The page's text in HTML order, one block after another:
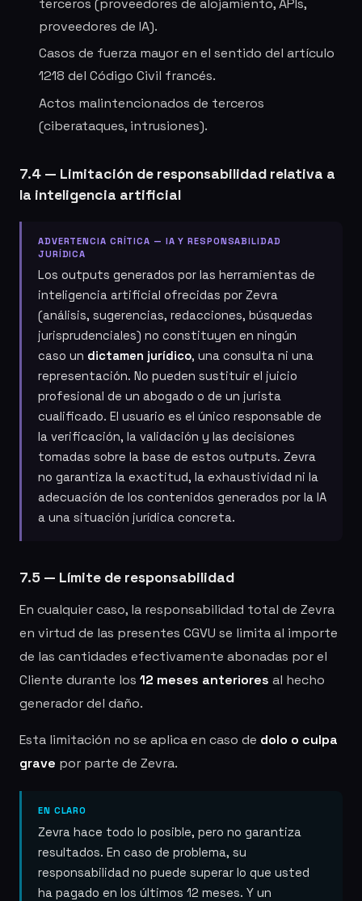
proveedores de IA).
Casos de fuerza mayor en el sentido del artículo
1218 del Código Civil francés.
Actos malintencionados de terceros
(ciberataques, intrusiones).
7.4 — Limitación de responsabilidad relativa a
la inteligencia artificial
ADVERTENCIA CRÍTICA — IA Y RESPONSABILIDAD
JURÍDICA
Los outputs generados por las herramientas de
inteligencia artificial ofrecidas por Zevra
(análisis, sugerencias, redacciones, búsquedas
jurisprudenciales) no constituyen en ningún
caso un dictamen jurídico, una consulta ni una
representación. No pueden sustituir el juicio
profesional de un abogado o de un jurista
cualificado. El usuario es el único responsable de
la verificación, la validación y las decisiones
tomadas sobre la base de estos outputs. Zevra
no garantiza la exactitud, la exhaustividad ni la
adecuación de los contenidos generados por la IA
a una situación jurídica concreta.
7.5 — Límite de responsabilidad
En cualquier caso, la responsabilidad total de Zevra
en virtud de las presentes CGVU se limita al importe
de las cantidades efectivamente abonadas por el
Cliente durante los 12 meses anteriores al hecho
generador del daño.
Esta limitación no se aplica en caso de dolo o culpa
grave por parte de Zevra.
EN CLARO
Zevra hace todo lo posible, pero no garantiza
resultados. En caso de problema, su
responsabilidad no puede superar lo que usted
ha pagado en los últimos 12 meses. Y un